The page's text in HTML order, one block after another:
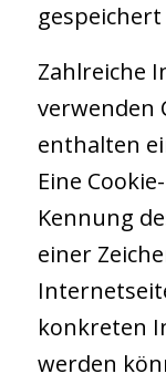
Zahlreiche
verwenden
enthalten
Eine
Kennung
einer
konkreten
werden